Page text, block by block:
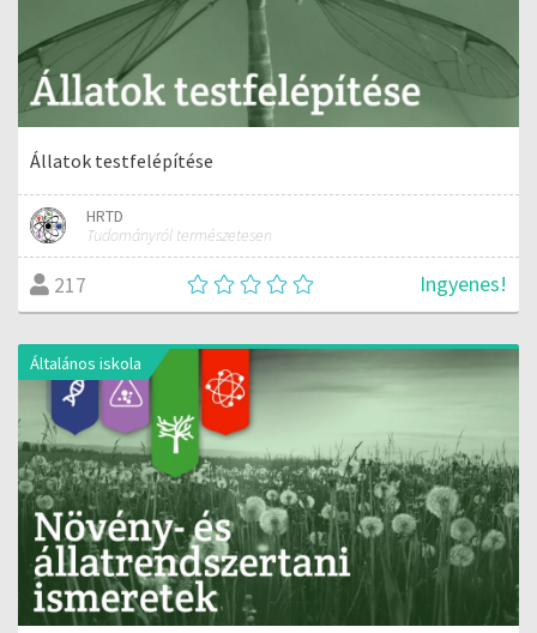
Állatok testfelépítése
HRTD
Tudományról természetesen
217 Ingyenes!
Általános iskola